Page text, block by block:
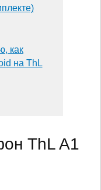
как
на ThL
ThL A1